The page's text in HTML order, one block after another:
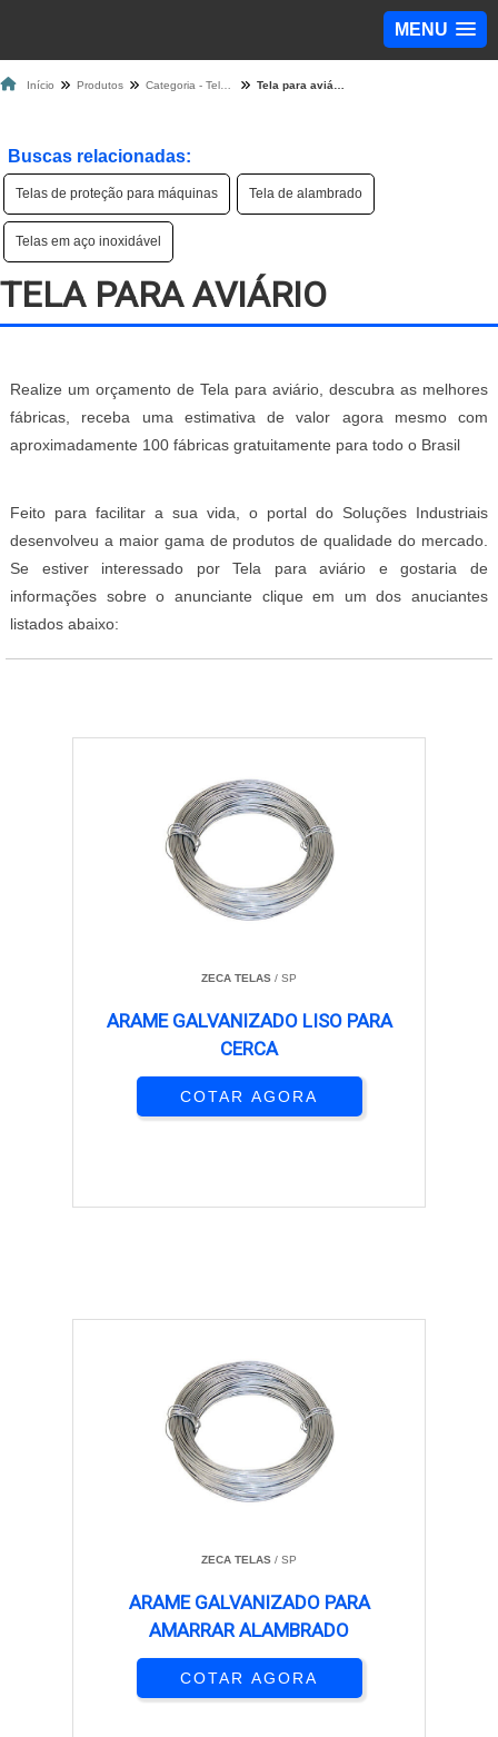
MENU
Início Produtos
Buscas relacionadas:
Telas de proteção para máquinas Tela de alambrado
Telas em aço inoxidável
TELA PARA AVIÁRIO
Realize um orçamento de Tela para aviário, descubra as melhores
fábricas, receba uma estimativa de valor agora mesmo com
aproximadamente 100 fábricas gratuitamente para todo o Brasil
Feito para facilitar a sua vida, o portal do Soluções Industriais
desenvolveu a maior gama de produtos de qualidade do mercado.
Se estiver interessado por Tela para aviário e gostaria de
informações sobre o anunciante clique em um dos anuciantes
listados abaixo:
ZECA TELAS / SP
ARAME GALVANIZADO LISO PARA
CERCA
COTAR AGORA
ZECA TELAS / SP
ARAME GALVANIZADO PARA
AMARRAR ALAMBRADO
COTAR AGORA